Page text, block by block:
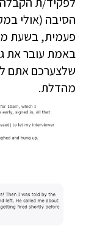
הסיבה (אולי
פעמית, בשעת
באמת עובר את
שלצערכם אתם
מהדלת.